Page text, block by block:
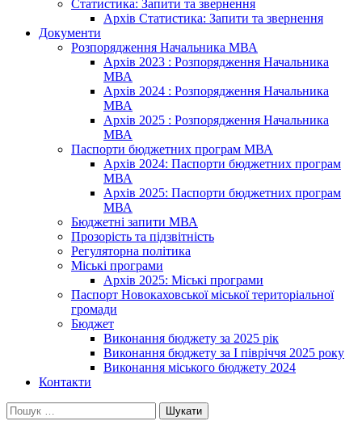
Статистика: Запити та звернення
Архів Статистика: Запити та звернення
Документи
Розпорядження Начальника МВА
Архів 2023 : Розпорядження Начальника
МВА
Архів 2024 : Розпорядження Начальника
МВА
Архів 2025 : Розпорядження Начальника
МВА
Паспорти бюджетних програм МВА
Архів 2024: Паспорти бюджетних програм
МВА
Архів 2025: Паспорти бюджетних програм
МВА
Бюджетні запити МВА
Прозорість та підзвітність
Регуляторна політика
Міські програми
Архів 2025: Міські програми
Паспорт Новокаховської міської територіальної
громади
Бюджет
Виконання бюджету за 2025 рік
Виконання бюджету за І півріччя 2025 року
Виконання міського бюджету 2024
Контакти
Пошук: